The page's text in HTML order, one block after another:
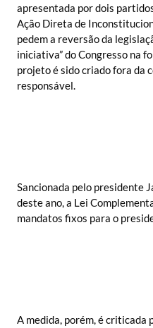
apresentada por dois
Ação Direta de
pedem a reversão da
iniciativa” do Congresso na
projeto é sido criado fora da
responsável.
Sancionada pelo presidente
deste ano, a Lei
mandatos fixos para o
A medida, porém, é criticada